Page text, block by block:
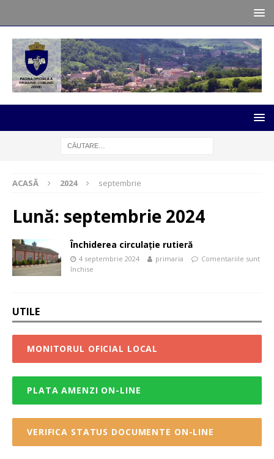
ACASĂ 2024 septembrie
Lună: septembrie 2024
Închiderea circulație rutieră
4 septembrie 2024 primaria
Comentariile sunt
închise
UTILE
MONITORUL OFICIAL LOCAL
PLATA AMENZI ON-LINE
VERIFICA STATUS DOCUMENTE ON-LINE